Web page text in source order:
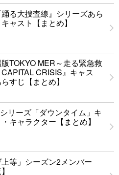
る大捜査線』シリーズあら
ャスト【まとめ】
版TOKYO MER～走る緊急救
CRISIS』キャス
すじ【まとめ】
リーズ「ダウンタイム」キ
キャラクター【まとめ】
上等」シーズン2メンバー